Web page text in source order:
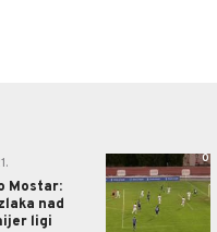
Mostar:
nad
ligi
0